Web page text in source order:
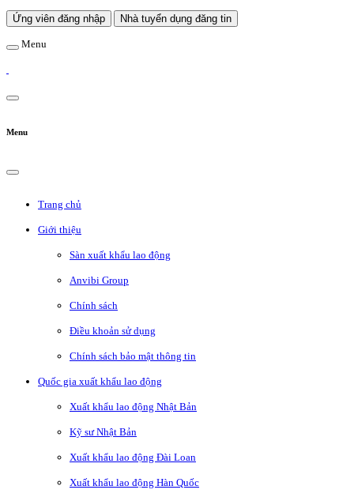
Ứng viên đăng nhập Nhà tuyển dụng đăng tin
Menu
Menu
Trang chủ
Giới thiệu
Sàn xuất khẩu lao động
Anvibi Group
Chính sách
Điều khoản sử dụng
Chính sách bảo mật thông tin
Quốc gia xuất khẩu lao động
Xuất khẩu lao động Nhật Bản
Kỹ sư Nhật Bản
Xuất khẩu lao động Đài Loan
Xuất khẩu lao động Hàn Quốc